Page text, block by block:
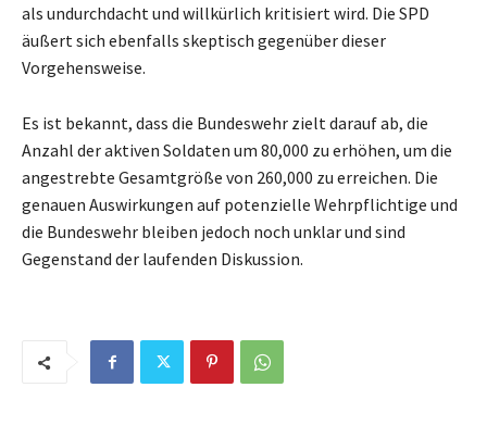
als undurchdacht und willkürlich kritisiert wird. Die SPD
äußert sich ebenfalls skeptisch gegenüber dieser
Vorgehensweise.
Es ist bekannt, dass die Bundeswehr zielt darauf ab, die
Anzahl der aktiven Soldaten um 80,000 zu erhöhen, um die
angestrebte Gesamtgröße von 260,000 zu erreichen. Die
genauen Auswirkungen auf potenzielle Wehrpflichtige und
die Bundeswehr bleiben jedoch noch unklar und sind
Gegenstand der laufenden Diskussion.